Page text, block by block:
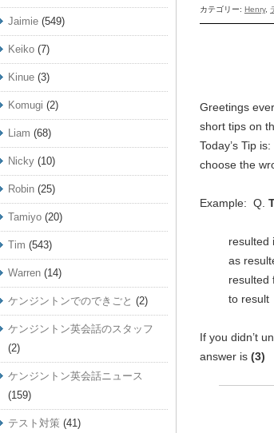
カテゴリー: Henry,
Greetings
short tips on
Today’s Tip
choose the
Example: Q.
resulted
as
resulted
to result
If you didn’t
answer is (3)
Jaimie (549)
Keiko (7)
Kinue (3)
Komugi (2)
Liam (68)
Nicky (10)
Robin (25)
Tamiyo (20)
Tim (543)
Warren (14)
ケンジントンでのできごと (2)
ケンジントン英会話のスタッフ
(2)
ケンジントン英会話ニュース
(159)
テスト対策 (41)